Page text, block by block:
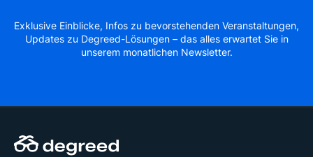
Exklusive Einblicke, Infos zu bevorstehenden Veranstaltungen,
Updates zu Degreed-Lösungen – das alles erwartet Sie in
unserem monatlichen Newsletter.